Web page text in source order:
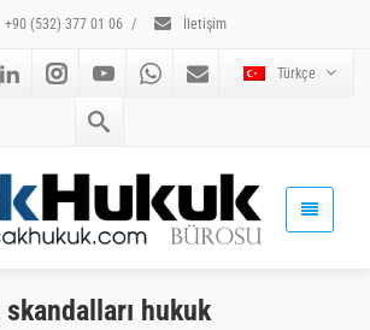
+90 (532) 377 01 06 / İletişim
Türkçe
hukuk